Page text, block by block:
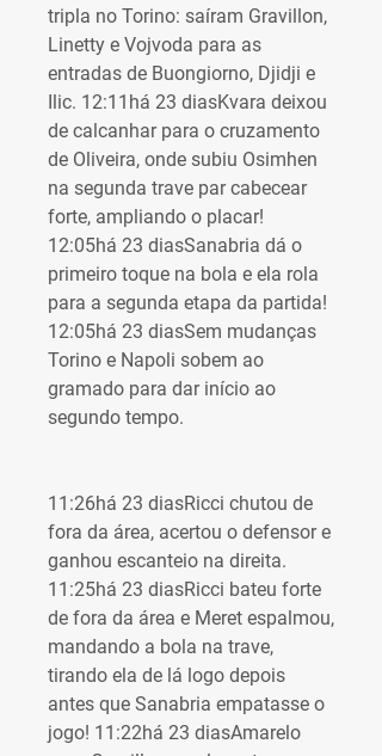
tripla no Torino: saíram Gravillon,
Linetty e Vojvoda para as
entradas de Buongiorno, Djidji e
Ilic. 12:11há 23 diasKvara deixou
de calcanhar para o cruzamento
de Oliveira, onde subiu Osimhen
na segunda trave par cabecear
forte, ampliando o placar!
12:05há 23 diasSanabria dá o
primeiro toque na bola e ela rola
para a segunda etapa da partida!
12:05há 23 diasSem mudanças
Torino e Napoli sobem ao
gramado para dar início ao
segundo tempo.
11:26há 23 diasRicci chutou de
fora da área, acertou o defensor e
ganhou escanteio na direita.
11:25há 23 diasRicci bateu forte
de fora da área e Meret espalmou,
mandando a bola na trave,
tirando ela de lá logo depois
antes que Sanabria empatasse o
jogo! 11:22há 23 diasAmarelo